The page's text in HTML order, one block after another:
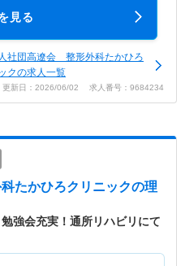
見る
社団高遼会 整形外科たかひろ
クの求人一覧
更新日：2026/06/02 求人番号：9684234
たかひろクリニックの理
強会充実！通所リハビリにて